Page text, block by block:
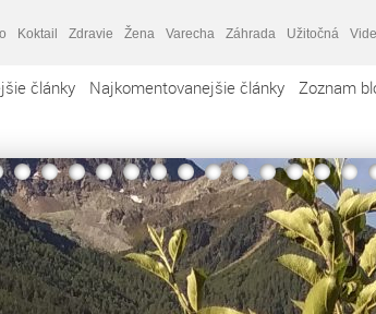
Koktail Zdravie Žena Varecha Záhrada Užitočná
články Najkomentovanejšie články Zoznam